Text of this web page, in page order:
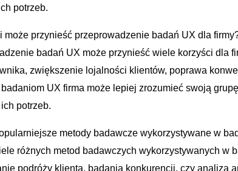
potrzeb.
może przynieść przeprowadzenie ‍badań UX dla
⁢badań​ UX⁣ może​ przynieść wiele korzyści dla
zwiększenie lojalności‌ klientów, ⁢poprawa
UX ​firma może lepiej zrozumieć swoją
potrzeb.
‍metody badawcze wykorzystywane‌ w
różnych ⁣metod⁣ badawczych ‌wykorzystywanych w
​podróży klienta,‌ badania ⁢konkurencji,⁢ czy‌ analiza